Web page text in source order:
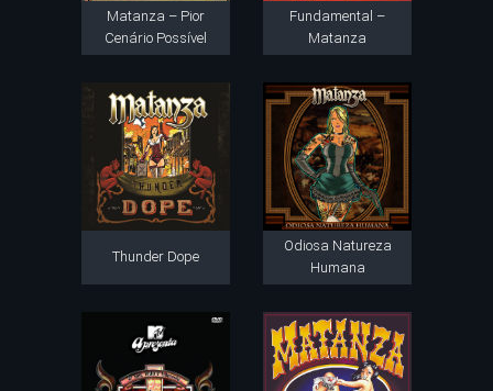
Matanza – Pior
Cenário Possível
Fundamental –
Matanza
Thunder Dope
Odiosa Natureza
Humana